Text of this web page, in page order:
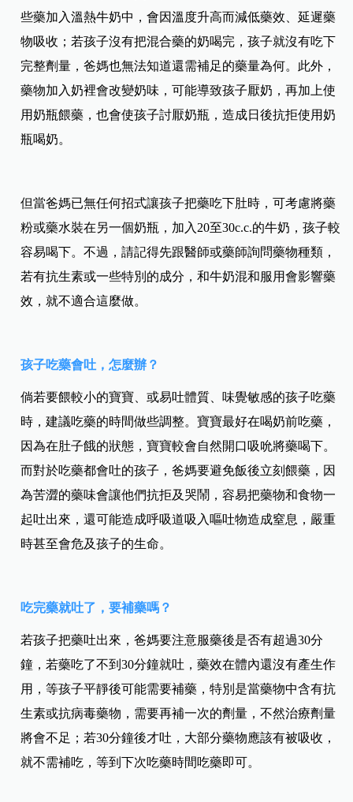
些藥加入溫熱牛奶中，會因溫度升高而減低藥效、延遲藥
物吸收；若孩子沒有把混合藥的奶喝完，孩子就沒有吃下
完整劑量，爸媽也無法知道還需補足的藥量為何。此外，
藥物加入奶裡會改變奶味，可能導致孩子厭奶，再加上使
用奶瓶餵藥，也會使孩子討厭奶瓶，造成日後抗拒使用奶
瓶喝奶。
但當爸媽已無任何招式讓孩子把藥吃下肚時，可考慮將藥
粉或藥水裝在另一個奶瓶，加入20至30c.c.的牛奶，孩子較
容易喝下。不過，請記得先跟醫師或藥師詢問藥物種類，
若有抗生素或一些特別的成分，和牛奶混和服用會影響藥
效，就不適合這麼做。
孩子吃藥會吐，怎麼辦？
倘若要餵較小的寶寶、或易吐體質、味覺敏感的孩子吃藥
時，建議吃藥的時間做些調整。寶寶最好在喝奶前吃藥，
因為在肚子餓的狀態，寶寶較會自然開口吸吮將藥喝下。
而對於吃藥都會吐的孩子，爸媽要避免飯後立刻餵藥，因
為苦澀的藥味會讓他們抗拒及哭鬧，容易把藥物和食物一
起吐出來，還可能造成呼吸道吸入嘔吐物造成窒息，嚴重
時甚至會危及孩子的生命。
吃完藥就吐了，要補藥嗎？
若孩子把藥吐出來，爸媽要注意服藥後是否有超過30分
鐘，若藥吃了不到30分鐘就吐，藥效在體內還沒有產生作
用，等孩子平靜後可能需要補藥，特別是當藥物中含有抗
生素或抗病毒藥物，需要再補一次的劑量，不然治療劑量
將會不足；若30分鐘後才吐，大部分藥物應該有被吸收，
就不需補吃，等到下次吃藥時間吃藥即可。